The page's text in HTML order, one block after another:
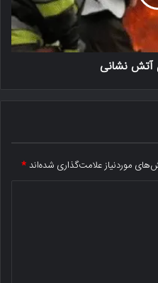
آتش نشانی
موردنیاز علامت‌گذاری شده‌اند*